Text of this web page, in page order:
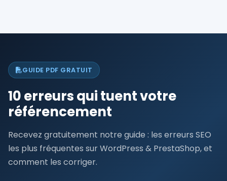
GUIDE PDF GRATUIT
10 erreurs qui tuent votre
référencement
Recevez gratuitement notre guide : les erreurs SEO
les plus fréquentes sur WordPress & PrestaShop, et
comment les corriger.